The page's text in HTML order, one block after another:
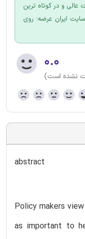
عالی و در کوتاه ترین
ایران عرضه؛ روی
۰.۰
نشده است)
abstract
Policy makers
as important to